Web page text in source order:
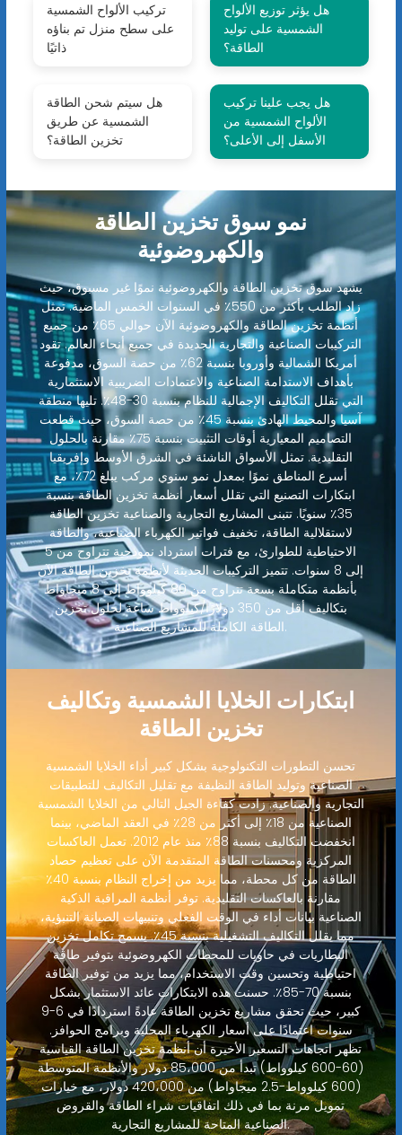
تركيب الألواح الشمسية
على سطح منزل تم بناؤه
ذاتيًا
هل يؤثر توزيع الألواح
الشمسية على توليد
الطاقة؟
هل سيتم شحن الطاقة
الشمسية عن طريق
تخزين الطاقة؟
هل يجب علينا تركيب
الألواح الشمسية من
الأسفل إلى الأعلى؟
نمو سوق تخزين الطاقة
والكهروضوئية
يشهد سوق تخزين الطاقة والكهروضوئية نموًا غير مسبوق، حيث
زاد الطلب بأكثر من 550٪ في السنوات الخمس الماضية. تمثل
أنظمة تخزين الطاقة والكهروضوئية الآن حوالي 65٪ من جميع
التركيبات الصناعية والتجارية الجديدة في جميع أنحاء العالم. تقود
أمريكا الشمالية وأوروبا بنسبة 62٪ من حصة السوق، مدفوعة
بأهداف الاستدامة الصناعية والاعتمادات الضريبية الاستثمارية
التي تقلل التكاليف الإجمالية للنظام بنسبة 30-48٪. تليها منطقة
آسيا والمحيط الهادئ بنسبة 45٪ من حصة السوق، حيث قطعت
التصاميم المعيارية أوقات التثبيت بنسبة 75٪ مقارنة بالحلول
التقليدية. تمثل الأسواق الناشئة في الشرق الأوسط وإفريقيا
أسرع المناطق نموًا بمعدل نمو سنوي مركب يبلغ 72٪، مع
ابتكارات التصنيع التي تقلل أسعار أنظمة تخزين الطاقة بنسبة
35٪ سنويًا. تتبنى المشاريع التجارية والصناعية تخزين الطاقة
لاستقلالية الطاقة، تخفيف فواتير الكهرباء الصناعية، والطاقة
الاحتياطية للطوارئ، مع فترات استرداد نموذجية تتراوح من 5
إلى 8 سنوات. تتميز التركيبات الحديثة لأنظمة تخزين الطاقة الآن
بأنظمة متكاملة بسعة تتراوح من 80 كيلوواط إلى 8 ميجاواط
بتكاليف أقل من 350 دولارًا/كيلوواط ساعة لحلول تخزين
الطاقة الكاملة للمشاريع الصناعية.
ابتكارات الخلايا الشمسية وتكاليف
تخزين الطاقة
تحسن التطورات التكنولوجية بشكل كبير أداء الخلايا الشمسية
الصناعية وتوليد الطاقة النظيفة مع تقليل التكاليف للتطبيقات
التجارية والصناعية. زادت كفاءة الجيل التالي من الخلايا الشمسية
الصناعية من 18٪ إلى أكثر من 28٪ في العقد الماضي، بينما
انخفضت التكاليف بنسبة 88٪ منذ عام 2012. تعمل العاكسات
المركزية ومحسنات الطاقة المتقدمة الآن على تعظيم حصاد
الطاقة من كل محطة، مما يزيد من إخراج النظام بنسبة 40٪
مقارنة بالعاكسات التقليدية. توفر أنظمة المراقبة الذكية
الصناعية بيانات أداء في الوقت الفعلي وتنبيهات الصيانة التنبؤية،
مما يقلل التكاليف التشغيلية بنسبة 45٪. يسمح تكامل تخزين
البطاريات في حاويات للمحطات الكهروضوئية بتوفير طاقة
احتياطية وتحسين وقت الاستخدام، مما يزيد من توفير الطاقة
بنسبة 70-85٪. حسنت هذه الابتكارات عائد الاستثمار بشكل
كبير، حيث تحقق مشاريع تخزين الطاقة عادةً استردادًا في 6-9
سنوات اعتمادًا على أسعار الكهرباء المحلية وبرامج الحوافز.
تظهر اتجاهات التسعير الأخيرة أن أنظمة تخزين الطاقة القياسية
(60-600 كيلوواط) تبدأ من 85،000 دولار والأنظمة المتوسطة
(600 كيلوواط-2.5 ميجاواط) من 420،000 دولار، مع خيارات
تمويل مرنة بما في ذلك اتفاقيات شراء الطاقة والقروض
الصناعية المتاحة للمشاريع التجارية.